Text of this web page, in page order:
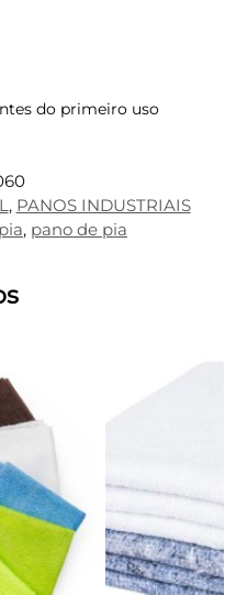
do primeiro uso
, PANOS INDUSTRIAIS
, pano de pia